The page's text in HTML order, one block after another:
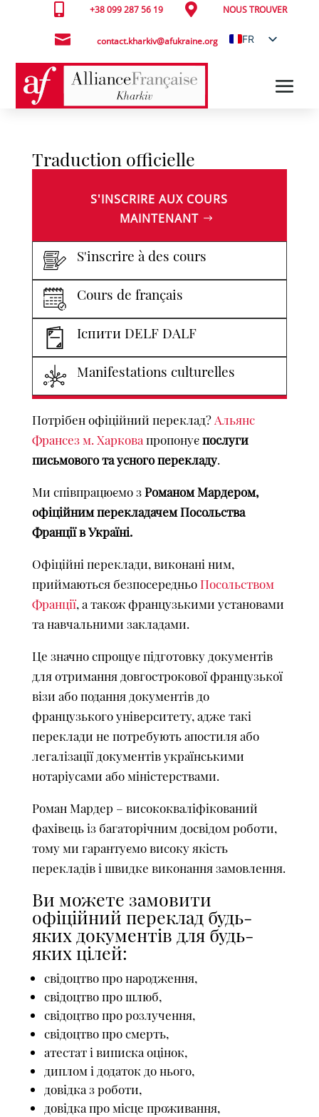
 +38 099 287 56 19  NOUS TROUVER
 contact.kharkiv@afukraine.org
FR
Traduction officielle
S'INSCRIRE AUX COURS
MAINTENANT
S'inscrire à des cours
Cours de français
Іспити DELF DALF
Manifestations culturelles
Потрібен офіційний переклад? Альянс
Франсез м. Харкова пропонуєпослуги
письмового та усного перекладу.
Ми співпрацюємо зРоманом Мардером,
офіційним перекладачем Посольства
Франції в Україні.
Офіційні переклади, виконані ним,
приймаються безпосередньо Посольством
Франції, а також французькими установами
та навчальними закладами.
Це значно спрощує підготовку документів
для отримання довгострокової французької
візи або подання документів до
французького університету, адже такі
переклади не потребують апостиля або
легалізації документів українськими
нотаріусами або міністерствами.
Роман Мардер – висококваліфікований
фахівець із багаторічним досвідом роботи,
тому ми гарантуємо високу якість
перекладів і швидке виконання замовлення.
Ви можете замовити
офіційний переклад будь-
яких документів для будь-
яких цілей:
свідоцтво про народження,
свідоцтво про шлюб,
свідоцтво про розлучення,
свідоцтво про смерть,
атестат і виписка оцінок,
диплом і додаток до нього,
довідка з роботи,
довідка про місце проживання,